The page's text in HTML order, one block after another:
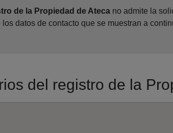
de la Propiedad de Ateca no admite la
los datos de contacto que se muestran a
del registro de la